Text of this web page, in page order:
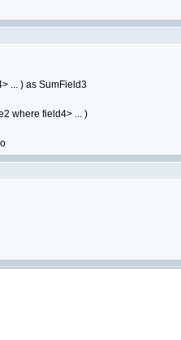
... ) as SumField3
where field4> ... )